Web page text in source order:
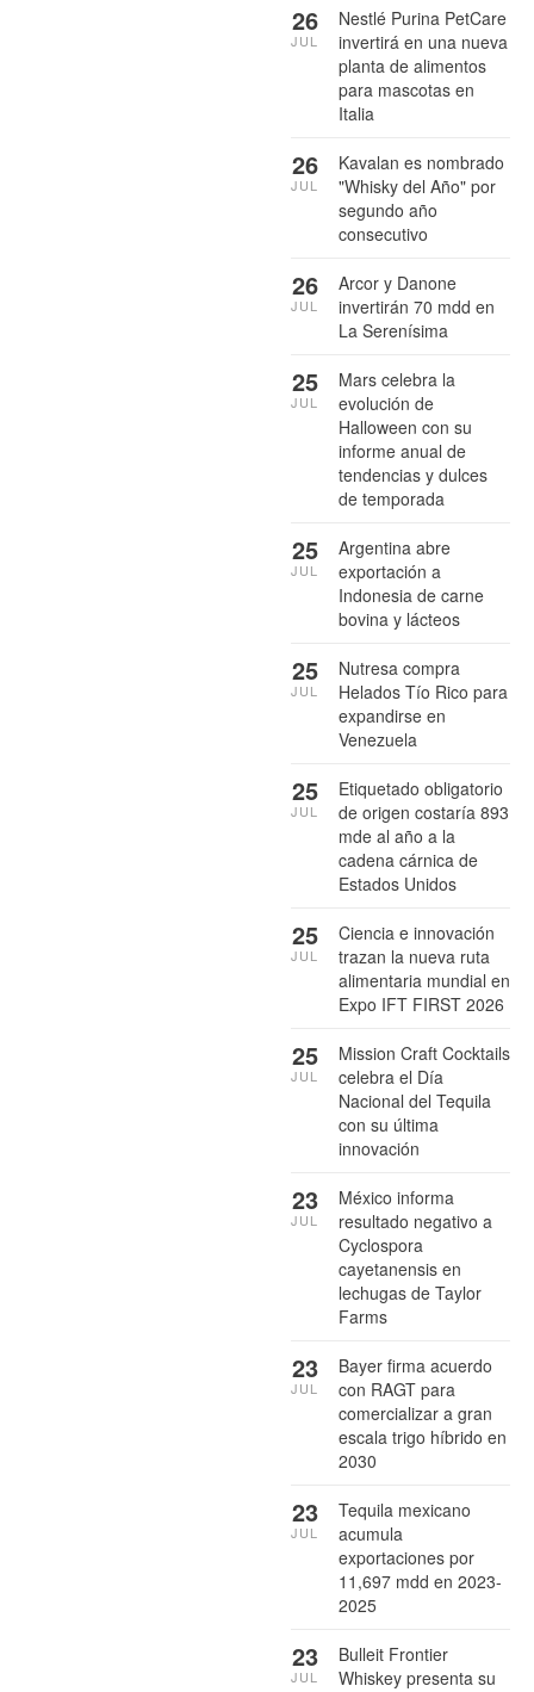
Nestlé Purina PetCare
invertirá en una nueva
planta de alimentos
para mascotas en
Italia
26
JUL
Kavalan es nombrado
"Whisky del Año" por
segundo año
consecutivo
26
JUL
Arcor y Danone
invertirán 70 mdd en
La Serenísima
26
JUL
Mars celebra la
evolución de
Halloween con su
informe anual de
tendencias y dulces
de temporada
25
JUL
Argentina abre
exportación a
Indonesia de carne
bovina y lácteos
25
JUL
Nutresa compra
Helados Tío Rico para
expandirse en
Venezuela
25
JUL
Etiquetado obligatorio
de origen costaría 893
mde al año a la
cadena cárnica de
Estados Unidos
25
JUL
Ciencia e innovación
trazan la nueva ruta
alimentaria mundial en
Expo IFT FIRST 2026
25
JUL
Mission Craft Cocktails
celebra el Día
Nacional del Tequila
con su última
innovación
25
JUL
México informa
resultado negativo a
Cyclospora
cayetanensis en
lechugas de Taylor
Farms
23
JUL
Bayer firma acuerdo
con RAGT para
comercializar a gran
escala trigo híbrido en
2030
23
JUL
Tequila mexicano
acumula
exportaciones por
11,697 mdd en 2023-
2025
23
JUL
Bulleit Frontier
Whiskey presenta su
23
JUL